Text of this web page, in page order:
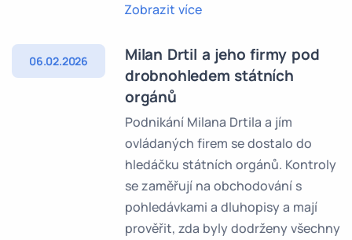
Zobrazit více
06.02.2026
Milan Drtil a jeho firmy pod
drobnohledem státních
orgánů
Podnikání Milana Drtila a jím
ovládaných firem se dostalo do
hledáčku státních orgánů. Kontroly
se zaměřují na obchodování s
pohledávkami a dluhopisy a mají
prověřit, zda byly dodrženy všechny